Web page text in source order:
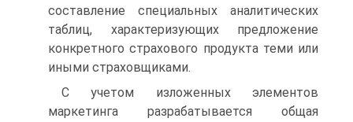
составление специальных аналитических
таблиц, характеризующих предложение
конкретного страхового продукта теми или
иными страховщиками.
С учетом изложенных элементов
маркетинга разрабатывается общая